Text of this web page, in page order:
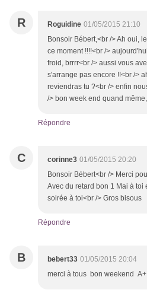
R Roguidine 01/05/2015 21:10
Bonsoir Bébert,<br /> Ah oui,
ce moment !!!!<br />
froid, brrrr<br /> aussi vous
s'arrange pas encore !!<br />
reviendras tu ?<br /> enfin
/> bon week end quand
Répondre
C corinne3 01/05/2015 20:20
Bonsoir Bébert<br /> Merci
Avec du retard bon 1 Mai à toi
soirée à toi<br /> Gros bisous
Répondre
B bebert33 01/05/2015 20:04
merci à tous bon weekend A+